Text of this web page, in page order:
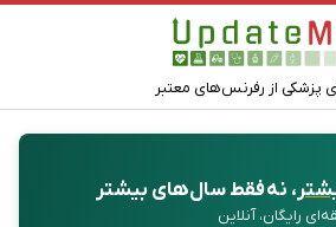
پزشکی از رفرنس‌های معتبر
، نه فقط سال‌های بیشتر